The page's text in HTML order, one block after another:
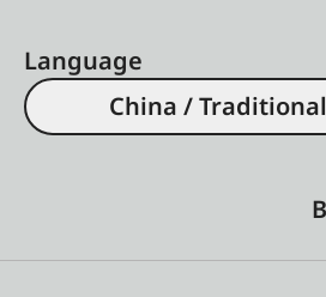
Language
China /